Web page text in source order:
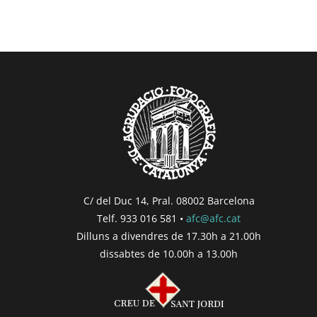
C/ del Duc 14, Pral. 08002 Barcelona
Telf. 933 016 581 •afc@afc.cat
Dilluns a divendres de 17.30h a 21.00h
dissabtes de 10.00h a 13.00h